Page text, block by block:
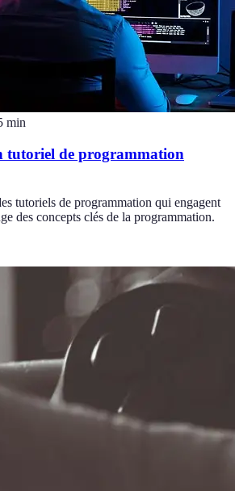
min
tutoriel de programmation
tutoriels de programmation qui engagent
des concepts clés de la programmation.